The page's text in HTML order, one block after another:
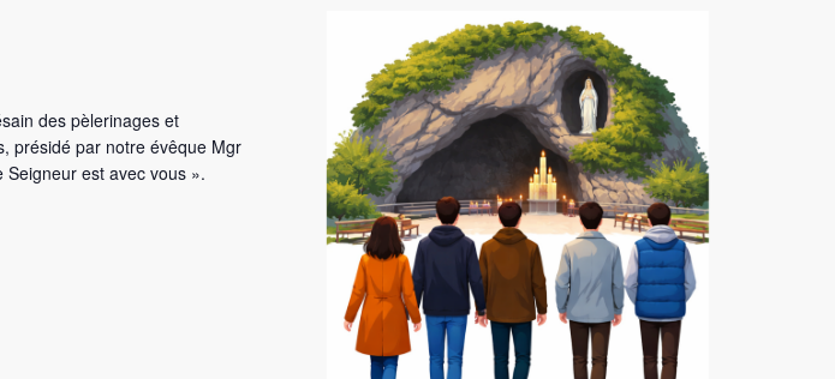
des pèlerinages et
présidé par notre évêque Mgr
est avec vous ».